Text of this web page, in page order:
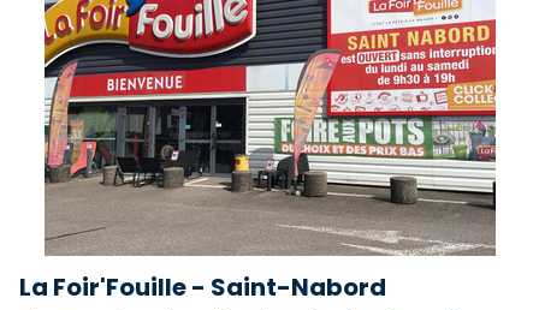
La Foir'Fouille - Saint-Nabord